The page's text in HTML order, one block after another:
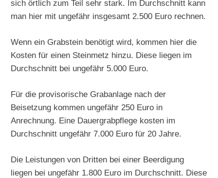
sich örtlich zum Teil sehr stark. Im Durchschnitt kann
man hier mit ungefähr insgesamt 2.500 Euro rechnen.
Wenn ein Grabstein benötigt wird, kommen hier die
Kosten für einen Steinmetz hinzu. Diese liegen im
Durchschnitt bei ungefähr 5.000 Euro.
Für die provisorische Grabanlage nach der
Beisetzung kommen ungefähr 250 Euro in
Anrechnung. Eine Dauergrabpflege kosten im
Durchschnitt ungefähr 7.000 Euro für 20 Jahre.
Die Leistungen von Dritten bei einer Beerdigung
liegen bei ungefähr 1.800 Euro im Durchschnitt. Diese